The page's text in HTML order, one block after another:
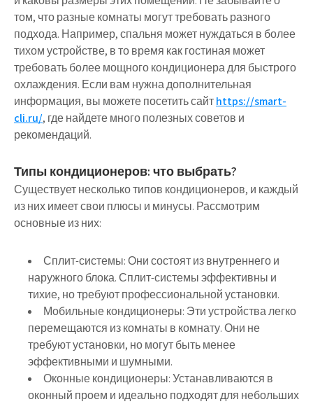
том, что разные комнаты могут требовать разного
подхода. Например, спальня может нуждаться в более
тихом устройстве, в то время как гостиная может
требовать более мощного кондиционера для быстрого
охлаждения. Если вам нужна дополнительная
информация, вы можете посетить сайтhttps://smart-
cli.ru/, где найдете много полезных советов и
рекомендаций.
Типы кондиционеров: что выбрать?
Существует несколько типов кондиционеров, и каждый
из них имеет свои плюсы и минусы. Рассмотрим
основные из них:
Сплит-системы:Они состоят из внутреннего и
наружного блока. Сплит-системы эффективны и
тихие, но требуют профессиональной установки.
Мобильные кондиционеры: Эти устройства легко
перемещаются из комнаты в комнату. Они не
требуют установки, но могут быть менее
эффективными и шумными.
Оконные кондиционеры:Устанавливаются в
оконный проем и идеально подходят для небольших